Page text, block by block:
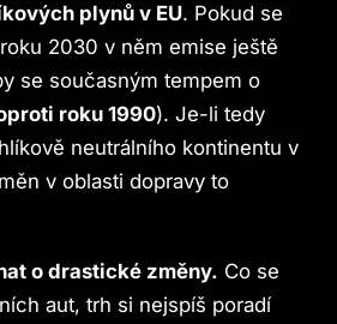
plynů v EU. Pokud se
2030 v něm emise ještě
se současným tempem o
roku 1990). Je-li tedy
neutrálního kontinentu v
v oblasti dopravy to
o drastické změny. Co se
aut, trh si nejspíš poradí